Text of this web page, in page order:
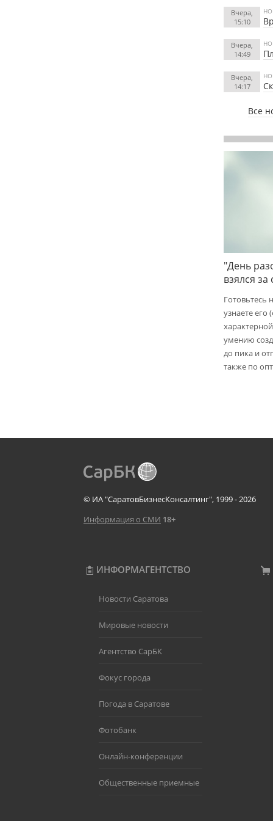
Вчера,
15:10
Вчера,
14:49
Вчера,
14:17
Все
"День
взялся
Готовьтесь
узнаете
умению
до пика и
также по
© ИА "СаратовБизнесКонсалтинг", 1999 - 2026
Информация о СМИ 18+
ИНФОРМАГЕНТСТВО
Новости Саратова
Мировые новости
Агентство СарБК
Фокус города
Погода в Саратове
Фотобанк
Онлайн-конференции
Общественные приемные